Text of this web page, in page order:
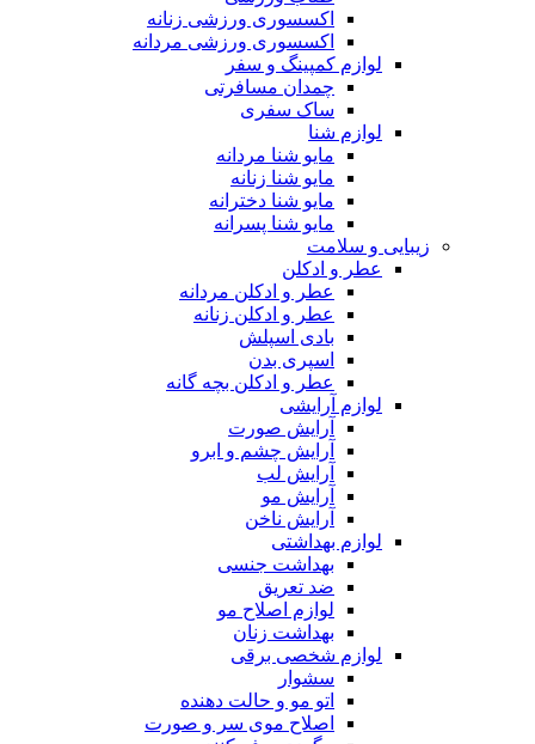
اکسسوری ورزشی زنانه
اکسسوری ورزشی مردانه
لوازم کمپینگ و سفر
چمدان مسافرتی
ساک سفری
لوازم شنا
مایو شنا مردانه
مایو شنا زنانه
مایو شنا دخترانه
مایو شنا پسرانه
زیبایی و سلامت
عطر و ادکلن
عطر و ادکلن مردانه
عطر و ادکلن زنانه
بادی اسپلش
اسپری بدن
عطر و ادکلن بچه گانه
لوازم آرایشی
آرایش صورت
آرایش چشم و ابرو
آرایش لب
آرایش مو
آرایش ناخن
لوازم بهداشتی
بهداشت جنسی
ضد تعریق
لوازم اصلاح مو
بهداشت زنان
لوازم شخصی برقی
سشوار
اتو مو و حالت دهنده
اصلاح موی سر و صورت